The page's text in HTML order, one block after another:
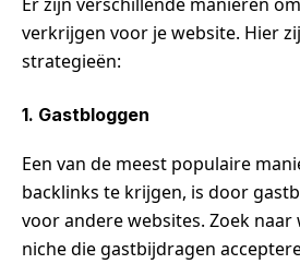
verkrijgen voor je website. Hier
strategieën:
1. Gastbloggen
Een van de meest populaire
backlinks te krijgen, is door
voor andere websites. Zoek
niche die gastbijdragen